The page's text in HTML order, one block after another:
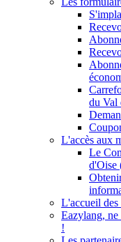
du Val
L'accès aux
Le
L'accueil des
Eazylang, ne
!